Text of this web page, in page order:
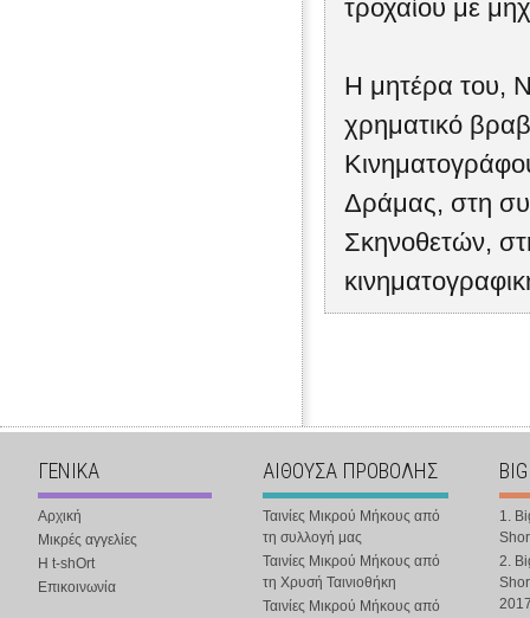
τροχαίου με
Η μητέρα του,
χρηματικό
Δράμας, στη
Σκηνοθετών,
ΓΕΝΙΚΑ
Αρχική
Μικρές αγγελίες
Η t-shOrt
Επικοινωνία
ΑΙΘΟΥΣΑ ΠΡΟΒΟΛΗΣ
Ταινίες Μικρού Μήκους από
τη συλλογή μας
Ταινίες Μικρού Μήκους από
τη Χρυσή Ταινιοθήκη
Ταινίες Μικρού Μήκους από
1.
2.